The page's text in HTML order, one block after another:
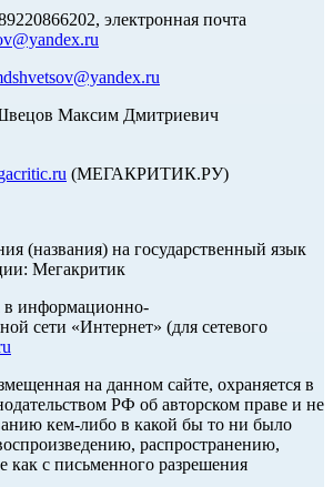
электронная почта
Максим Дмитриевич
(МЕГАКРИТИК.РУ)
(названия) на государственный язык
Мегакритик
в информационно-
сети «Интернет» (для сетевого
на данном сайте, охраняется в
РФ об авторском праве и не
кем-либо в какой бы то ни было
распространению,
как с письменного разрешения